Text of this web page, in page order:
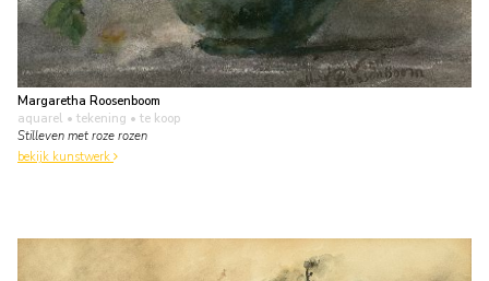
Margaretha Roosenboom
aquarel • tekening • te koop
Stilleven met roze rozen
bekijk kunstwerk